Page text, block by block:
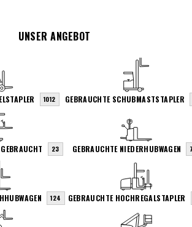
UNSER ANGEBOT
1012 GEBRAUCHTE SCHUBMASTSTAPLER
23 GEBRAUCHTE NIEDERHUBWAGEN
124 GEBRAUCHTE HOCHREGALSTAPLER